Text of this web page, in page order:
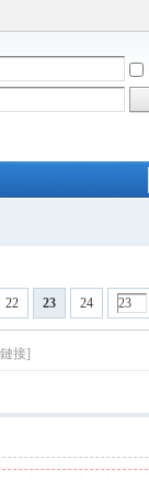
22 23 24
接]